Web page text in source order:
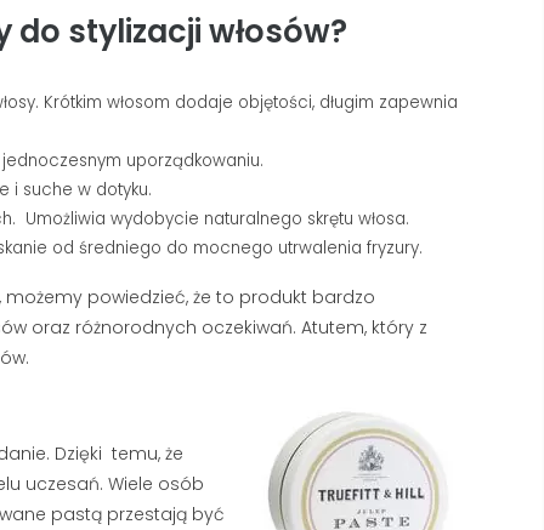
DRZEWO
CZYLI ZAPACH,
159365 wyświetlenia
to nazwa drzewa
(sandałowca), z
dalej
ŻYLETKI –
PORADNIK
Golenie maszynką na
kosztów codziennej...
Czytaj dalej
stylizacji włosów?
Krótkim włosom dodaje objętości, długim zapewnia
uporządkowaniu.
i suche w dotyku.
wydobycie naturalnego skrętu włosa.
od średniego do mocnego utrwalenia fryzury.
powiedzieć, że to produkt bardzo
oraz różnorodnych oczekiwań. Atutem, który z
Dzięki temu, że
uczesań. Wiele osób
pastą przestają być